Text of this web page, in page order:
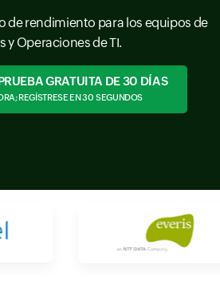
de rendimiento para los equipos de
y Operaciones de TI.
GRATUITA DE 30 DÍAS
REGÍSTRESE EN 30 SEGUNDOS